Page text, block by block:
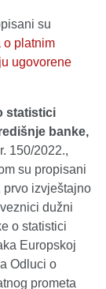
su
o platnim
ugovorene
statistici
banke,
150/2022.,
su propisani
prvo izvještajno
dužni
o statistici
Europskoj
Odluci o
prometa